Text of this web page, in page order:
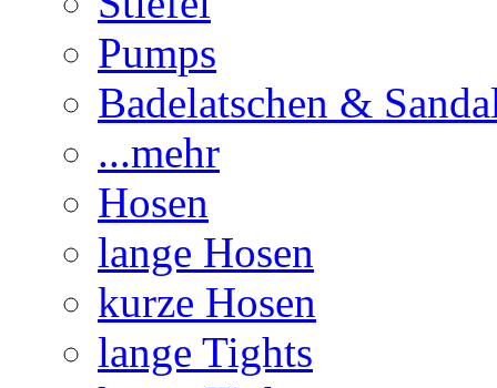
Pumps
Badelatschen &
...mehr
Hosen
lange Hosen
kurze Hosen
lange Tights